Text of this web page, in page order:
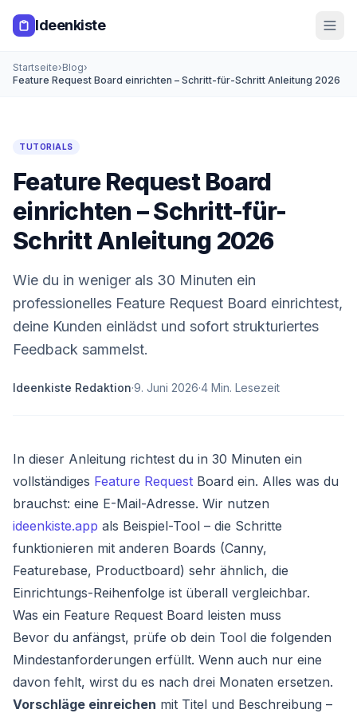
Ideenkiste
Startseite›Blog›
Feature Request Board einrichten – Schritt-für-Schritt Anleitung 2026
TUTORIALS
Feature Request Board
einrichten – Schritt-für-
Schritt Anleitung 2026
Wie du in weniger als 30 Minuten ein
professionelles Feature Request Board einrichtest,
deine Kunden einlädst und sofort strukturiertes
Feedback sammelst.
Ideenkiste Redaktion·9. Juni 2026·4 Min. Lesezeit
In dieser Anleitung richtest du in 30 Minuten ein
vollständiges Feature Request Board ein. Alles was du
brauchst: eine E-Mail-Adresse. Wir nutzen
ideenkiste.app als Beispiel-Tool – die Schritte
funktionieren mit anderen Boards (Canny,
Featurebase, Productboard) sehr ähnlich, die
Einrichtungs-Reihenfolge ist überall vergleichbar.
Was ein Feature Request Board leisten muss
Bevor du anfängst, prüfe ob dein Tool die folgenden
Mindestanforderungen erfüllt. Wenn auch nur eine
davon fehlt, wirst du es nach drei Monaten ersetzen.
Vorschläge einreichen mit Titel und Beschreibung –